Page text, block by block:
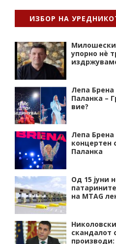
ИЗБОР НА
Милошески
упорно нѐ
Лепа
Паланка –
вие?
Лепа Брена
концертен
Паланка
Од 15 јуни
на MTAG
скандалот
производи: